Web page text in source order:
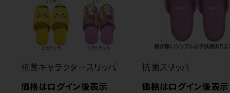
抗菌キャラクタースリッパ
価格はログイン後表示
抗菌スリッパ
価格はログイン後表示